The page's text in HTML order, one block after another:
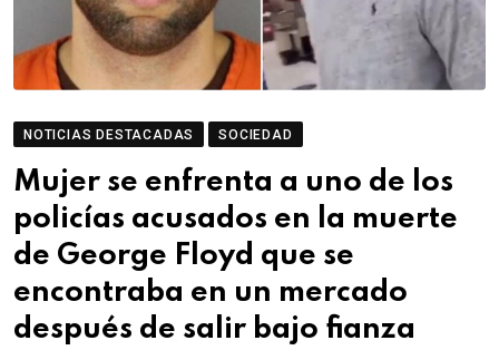
NOTICIAS DESTACADAS SOCIEDAD
Mujer se enfrenta a uno de los
policías acusados en la muerte
de George Floyd que se
encontraba en un mercado
después de salir bajo fianza